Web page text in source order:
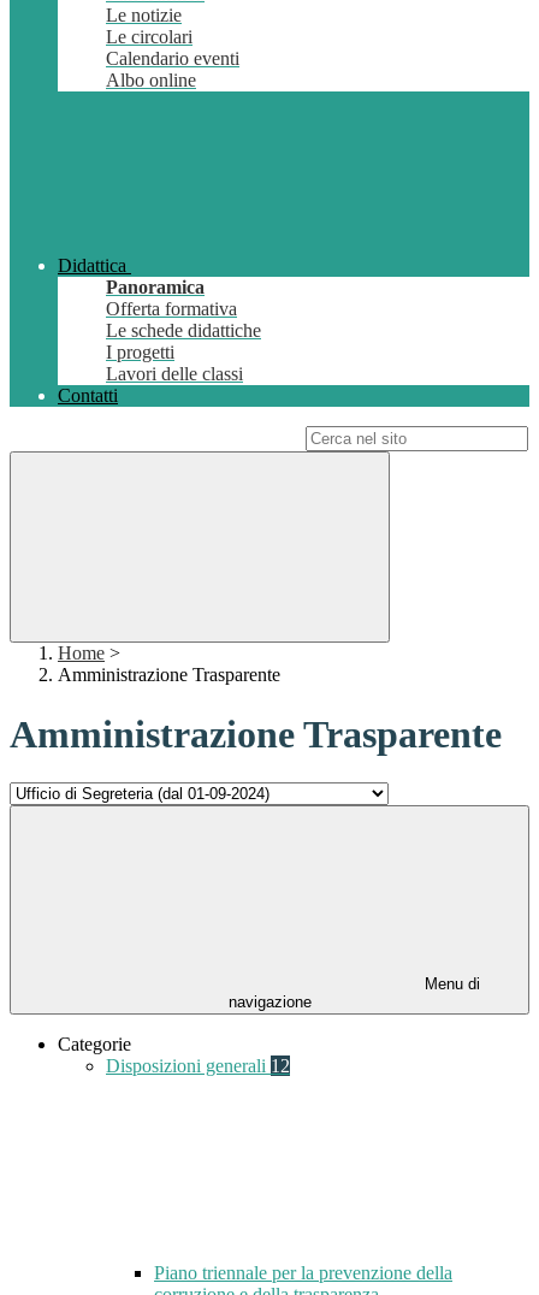
Le notizie
Le circolari
Calendario eventi
Albo online
Didattica
Panoramica
Offerta formativa
Le schede didattiche
I progetti
Lavori delle classi
Contatti
Home >
Amministrazione Trasparente
Amministrazione Trasparente
Menu di
navigazione
Categorie
Disposizioni generali 12
Piano triennale per la prevenzione della